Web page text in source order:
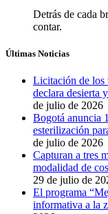
Detrás de cada
contar.
Últimas Noticias
Licitación de los
declara desierta
de julio de 2026
Bogotá anuncia
esterilización
de julio de 2026
Capturan a tres
modalidad de
29 de julio de
El programa
informativa a la